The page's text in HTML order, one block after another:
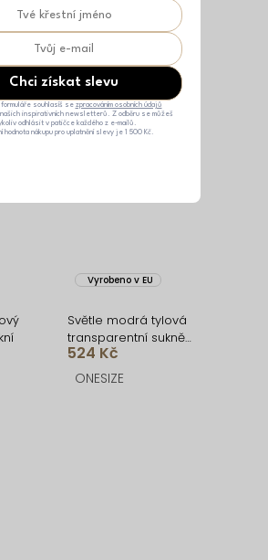
ONESIZE
Vyrobeno v EU
Světle modrá tylová
transparentní sukně
HARRYOL
524 Kč
ONESIZE
Chci získat slevu
formuláře souhlasíš se zpracováním osobních údajů
našich inspirativních newsletterů. Z odběru se můžeš
odhlásit v patičce každého z e-mailů.
hodnota nákupu pro uplatnění slevy je 1 500 Kč.